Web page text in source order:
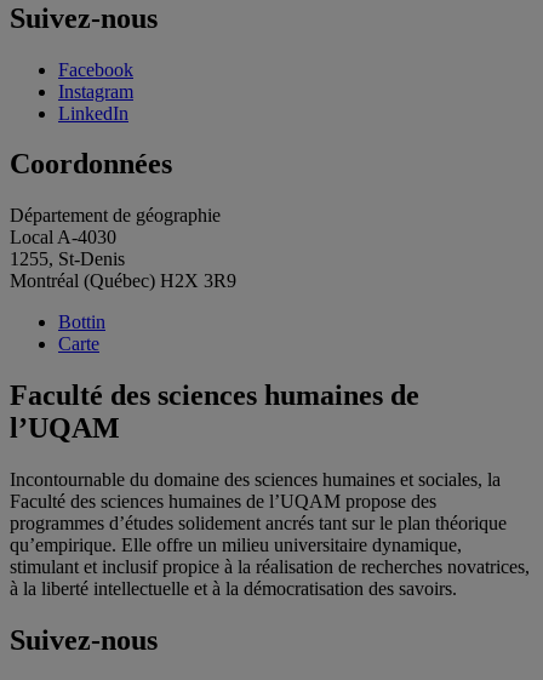
Suivez-nous
Facebook
Instagram
LinkedIn
Coordonnées
Département de géographie
Local A-4030
1255, St-Denis
Montréal (Québec) H2X 3R9
Bottin
Carte
Faculté des sciences humaines de
l’UQAM
Incontournable du domaine des sciences humaines et sociales, la
Faculté des sciences humaines de l’UQAM propose des
programmes d’études solidement ancrés tant sur le plan théorique
qu’empirique. Elle offre un milieu universitaire dynamique,
stimulant et inclusif propice à la réalisation de recherches novatrices,
à la liberté intellectuelle et à la démocratisation des savoirs.
Suivez-nous